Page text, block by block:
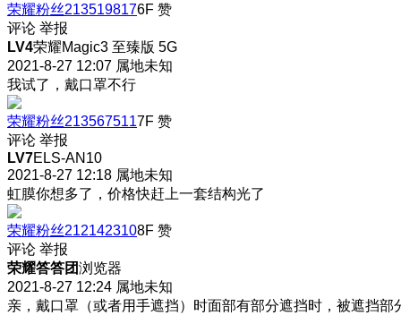
荣耀粉丝2135198176F 赞
评论 举报
LV4荣耀Magic3 至臻版 5G
2021-8-27 12:07 属地未知
我试了，戴口罩不行
荣耀粉丝2135675117F 赞
评论 举报
LV7ELS-AN10
2021-8-27 12:18 属地未知
虹膜你想多了，价格快赶上一套结构光了
荣耀粉丝2121423108F 赞
评论 举报
荣耀答答团浏览器
2021-8-27 12:24 属地未知
亲，戴口罩（或者用手遮挡）时面部有部分遮挡时，被遮挡部